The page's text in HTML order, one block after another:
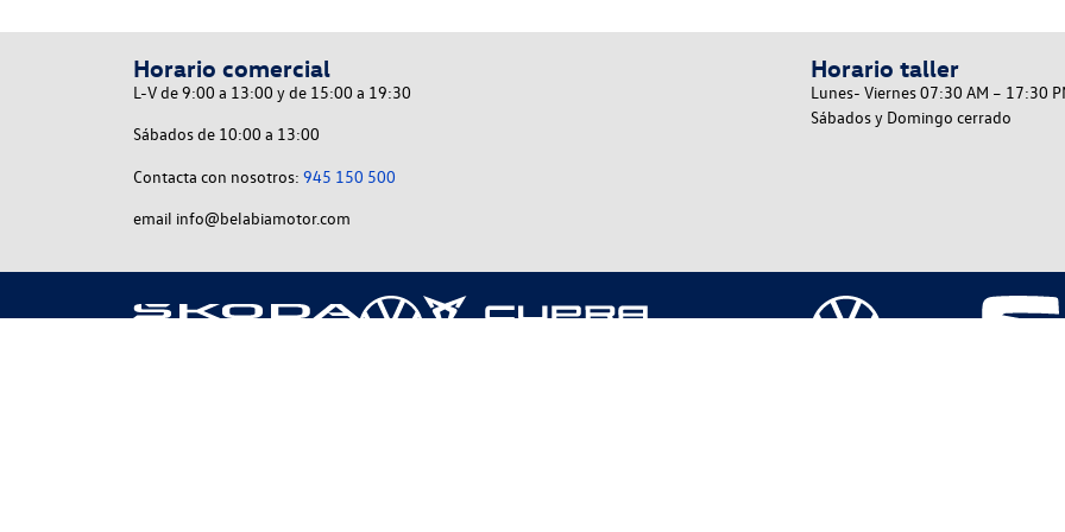
Horario comercial
L-V de 9:00 a 13:00 y de 15:00 a 19:30
Sábados de 10:00 a 13:00
Contacta con nosotros: 945 150 500
email info@belabiamotor.com
Horario taller
Lunes- Viernes07:30 AM – 17:30
Sábados y Domingo cerrado